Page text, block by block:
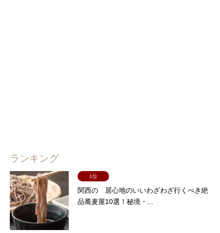
ランキング
1位
関西の 居心地のいいわざわざ行くべき絶
品蕎麦屋10選！秘境・...